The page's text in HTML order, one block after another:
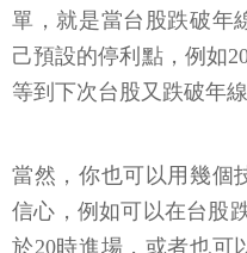
單，就是當台股跌破年
己預設的停利點，例如
等到下次台股又跌破年
當然，你也可以用幾個
信心，例如可以在台股
於20時進場，或者也可